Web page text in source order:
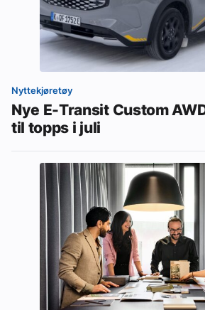
Nyttekjøretøy
Nye E-Transit Custom
til topps i juli